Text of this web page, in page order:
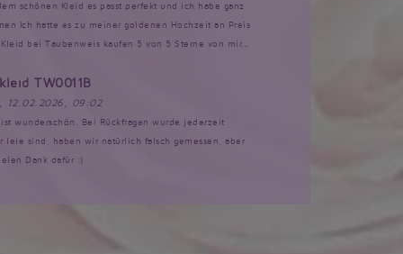
schönen Kleid es passt perfekt und ich habe ganz
Ich hatte es zu meiner goldenen Hochzeit an Preis
bei Taubenweis kaufen 5 von 5 Sterne von mir...
TW0011B
12.02.2026, 09:02
wunderschön. Bei Rückfragen wurde jederzeit
leie sind, haben wir natürlich falsch gemessen, aber
Dank dafür :)